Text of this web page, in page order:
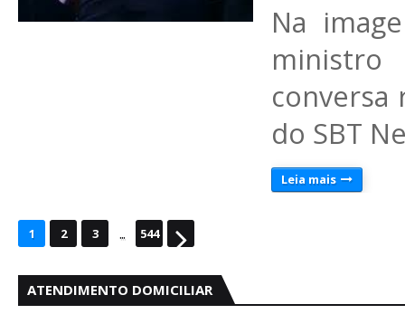
Na
ministro
conversa
do SBT
Leia mais
1 2 3 ... 544
ATENDIMENTO DOMICILIAR